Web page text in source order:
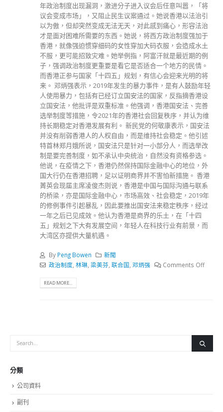
年政治制度出现漏洞，激进分子进入议会后任意叫嚣，「将
议会变成市场」，又阻止民生议案通过。她说香港以法治引
以为傲，但却突然变成无法无天，对此感到痛心，形容法治
才是面对困难所需要的东西。她说，将西方政治制度强加于
香港，就像强迫惯穿细码的女性穿加大码衣服，会造成水土
不服，更可能招致灾难。她举例指，阿富汗就是最近期的例
子，强调政治制度更重要是看它是否适合一个地方的民情。
而香港正参与国家「十四五」规划，有信心会迎来光明的将
来。 邓炳强表示，2019年发生的暴力事件，是有人鼓励年轻
人使用暴力，包括有已经订立国安法的国家，反指摘香港设
立国安法，他批评是双重标准。他强调，香港国安法、完善
选举制度等措施，令2021年的香港社会回复秩序，并认为维
持长期稳定对香港发展有利。 新民党的何敬康表示，国安法
并没有削弱香港人的人权自由，而是维持社会稳定。他引述
特首林郑月娥所说，国安法只是针对一小部分人，而选举改
制是要完善制度，如不承认中央统治，自然没有资格参选。
他说，在疫情之下，香港仍然保持国际金融中心的地位，外
国大行仍在香港招聘，足以证明商界并不害怕新措施。 香港
菁英会现届主席凌俊杰则说，香港是中国与国际沟通与联系
的桥梁，亦是国际金融中心，市场高效、社会稳定，2019年
的修例事件引起暴乱，因此要推出国安法来稳定秩序，经过
一年之后已见成效。他认为香港是商界的乐土，在「十四
五」规划之下大有发展空间，年轻人在科技行业有前景，而
大湾区亦提供大量机遇。
By Peng Bowen
新聞
政治制度 林琳, 梁美芬 联合国 邓炳强 Comments Off
READ MORE...
分類
公司資料
副刊